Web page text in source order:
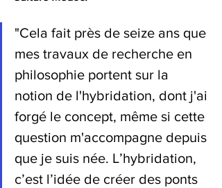
"Cela fait près de seize ans que
mes travaux de recherche en
philosophie portent sur la
notion de l'hybridation, dont j'ai
forgé le concept, même si cette
question m'accompagne depuis
que je suis née. L’hybridation,
c’est l’idée de créer des ponts